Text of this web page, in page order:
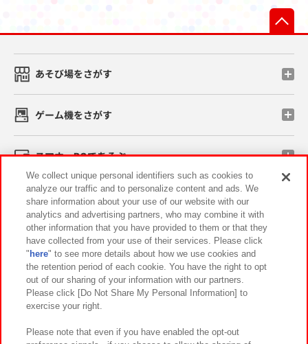
あそび場をさがす
ゲーム機をさがす
スマホ・PCであそぶ
イベント・キャンペーン
関連会社 サステナビリティ サイトポリシー
プライバシーポリシー ウェブアクセシビリティ方針と検証結果
お取引先さまとともに
カスタマーハラスメント対応方針 よくあるご質問・お問い合わせ
We collect unique personal identifiers such as cookies to
analyze our traffic and to personalize content and ads. We
share information about your use of our website with our
analytics and advertising partners, who may combine it with
other information that you have provided to them or that they
have collected from your use of their services. Please click
" here" to see more details about how we use cookies and
the retention period of each cookie. You have the right to opt
out of our sharing of your information with our partners.
Please click [Do Not Share My Personal Information] to
exercise your right.
Please note that even if you have enabled the opt-out